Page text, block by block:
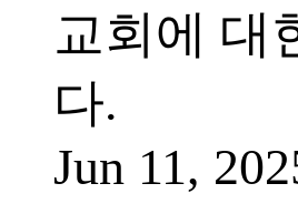
교회에 대
다.
Jun 11,